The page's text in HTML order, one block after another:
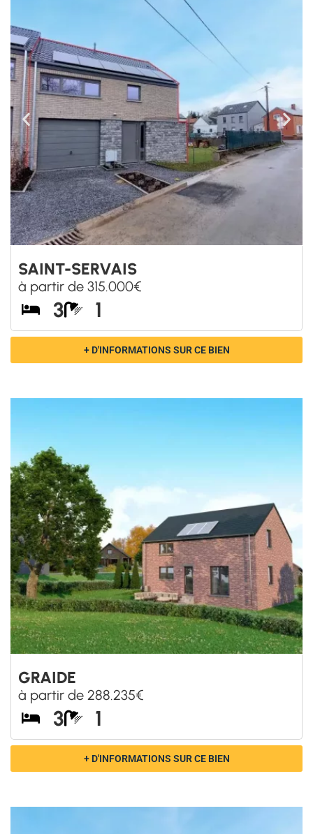
SAINT-SERVAIS
à partir de 315.000€
3 1
+ D'INFORMATIONS SUR CE BIEN
GRAIDE
à partir de 288.235€
3 1
+ D'INFORMATIONS SUR CE BIEN